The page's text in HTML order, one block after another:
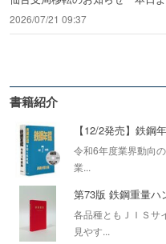
2026/07/21 09:37
書籍紹介
【12/2発売】鉄鋼
令和6年度業界動向
業...
第73版 鉄鋼重量ハ
各品種ともＪＩＳサ
見やす...